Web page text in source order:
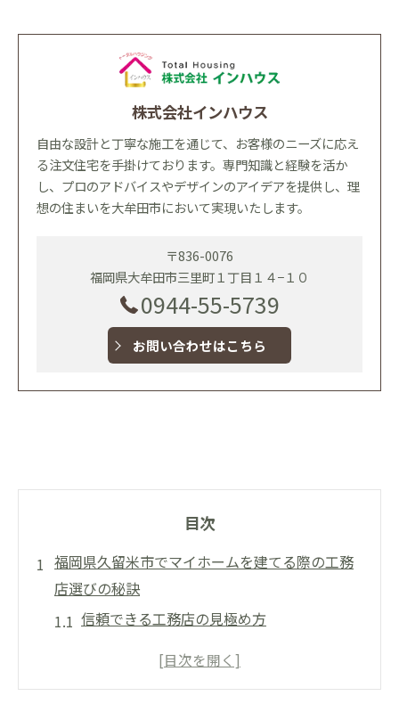
株式会社インハウス
自由な設計と丁寧な施工を通じて、お客様のニーズに応え
る注文住宅を手掛けております。専門知識と経験を活か
し、プロのアドバイスやデザインのアイデアを提供し、理
想の住まいを大牟田市において実現いたします。
〒836-0076
福岡県大牟田市三里町１丁目１４−１０
0944-55-5739
お問い合わせはこちら
目次
福岡県久留米市でマイホームを建てる際の工務
店選びの秘訣
信頼できる工務店の見極め方
地元に根付いた工務店の利点